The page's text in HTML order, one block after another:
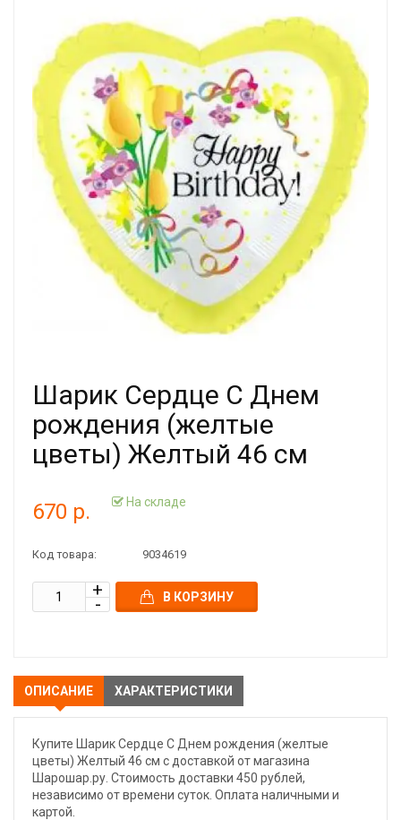
Шарик Сердце С Днем
рождения (желтые
цветы) Желтый 46 см
670 р. На складе
Код товара: 9034619
В КОРЗИНУ
ОПИСАНИЕ ХАРАКТЕРИСТИКИ
Купите Шарик Сердце С Днем рождения (желтые
цветы) Желтый 46 см с доставкой от магазина
Шарошар.ру. Стоимость доставки 450 рублей,
независимо от времени суток. Оплата наличными и
картой.